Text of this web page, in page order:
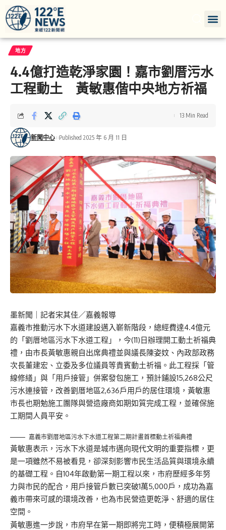
地方
4.4億打造乾淨家園！嘉市劉厝污水
工程動土 黃敏惠偕中央地方祈福
新聞中心 Published 2025 年 6 月 11 日
13 Min Read
墨新聞 ｜記者宋其佳／嘉義報導
嘉義市推動污水下水道建設邁入嶄新階段，總經費達4.4億元
的「劉厝地區污水下水道工程」，今(11)日辦理開工動土祈福典
禮，由市長黃敏惠親自出席典禮並與議長陳姿妏、內政部政務
次長董建宏、立委及多位議員等貴賓動土祈福。此工程採「管
線修繕」與「用戶接管」併案發包施工，預計鋪設15,268公尺
污水連接管，改善劉厝地區2,636戶用戶的居住環境，黃敏惠
市長也期勉施工團隊與營造廠商如期如質完成工程，並確保施
工期間人員平安。
嘉義市劉厝地區污水下水道工程第二期計畫首標動土祈福典禮
黃敏惠表示，污水下水道是城市邁向現代文明的重要指標，更
是一項雖然不易被看見，卻深刻影響市民生活品質與環境永續
的基礎工程。自104年啟動第一期工程以來，市府歷經多年努
力與市民的配合，用戶接管戶數已突破1萬5,000戶，成功為嘉
義市帶來可感的環境改善，也為市民營造更乾淨、舒適的居住
空間。
黃敏惠進一步說，市府早在第一期即將完工時，便積極展開第